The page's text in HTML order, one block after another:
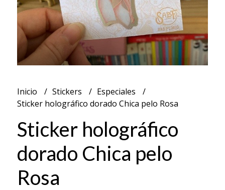
Inicio Stickers
Especiales
Sticker holográfico dorado Chica pelo Rosa
Sticker holográfico
dorado Chica pelo
Rosa